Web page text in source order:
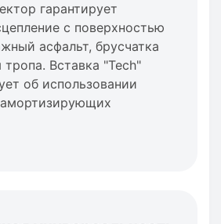
гарантирует
с поверхностью
асфальт, брусчатка
тропа. Вставка "Tech"
об использовании